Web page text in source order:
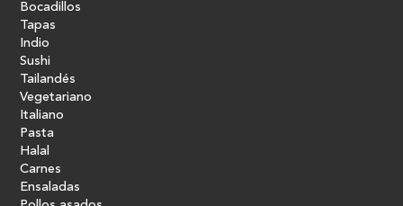
Bocadillos
Tapas
Indio
Sushi
Tailandés
Vegetariano
Italiano
Pasta
Halal
Carnes
Ensaladas